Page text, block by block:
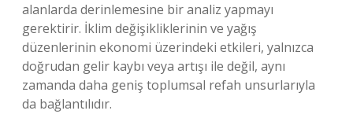
alanlarda derinlemesine bir analiz yapmayı
gerektirir. İklim değişikliklerinin ve yağış
düzenlerinin ekonomi üzerindeki etkileri, yalnızca
doğrudan gelir kaybı veya artışı ile değil, aynı
zamanda daha geniş toplumsal refah unsurlarıyla
da bağlantılıdır.